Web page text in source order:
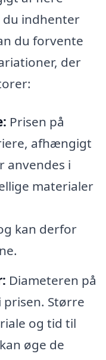
du indhenter
du forvente
der
Prisen på
afhængigt
anvendes i
materialer
kan derfor
Diameteren på
Større
og tid til
øge de